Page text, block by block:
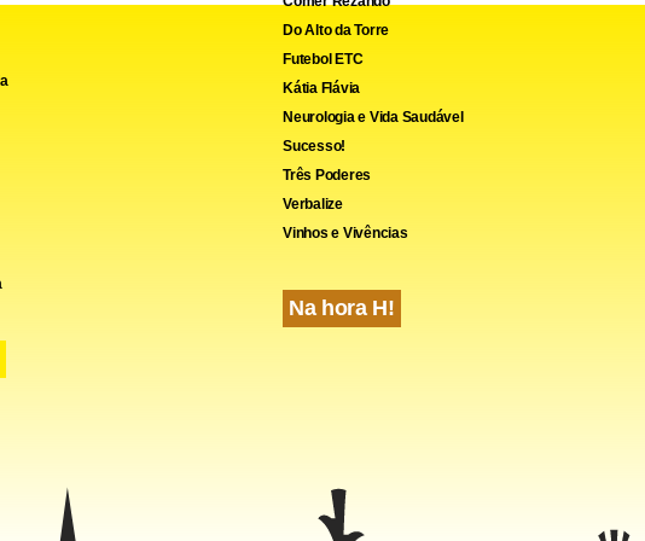
imaterial e a promessa do governo local de transformar a área
Do Alto da Torre
Futebol ETC
Kátia Flávia
Neurologia e Vida Saudável
Sucesso!
Três Poderes
Verbalize
Vinhos e Vivências
Na hora H!